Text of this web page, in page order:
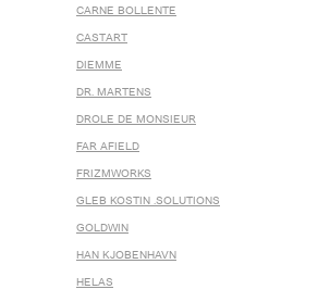
CARNE BOLLENTE
CASTART
DIEMME
DR. MARTENS
DROLE DE MONSIEUR
FAR AFIELD
FRIZMWORKS
GLEB KOSTIN .SOLUTIONS
GOLDWIN
HAN KJOBENHAVN
HELAS